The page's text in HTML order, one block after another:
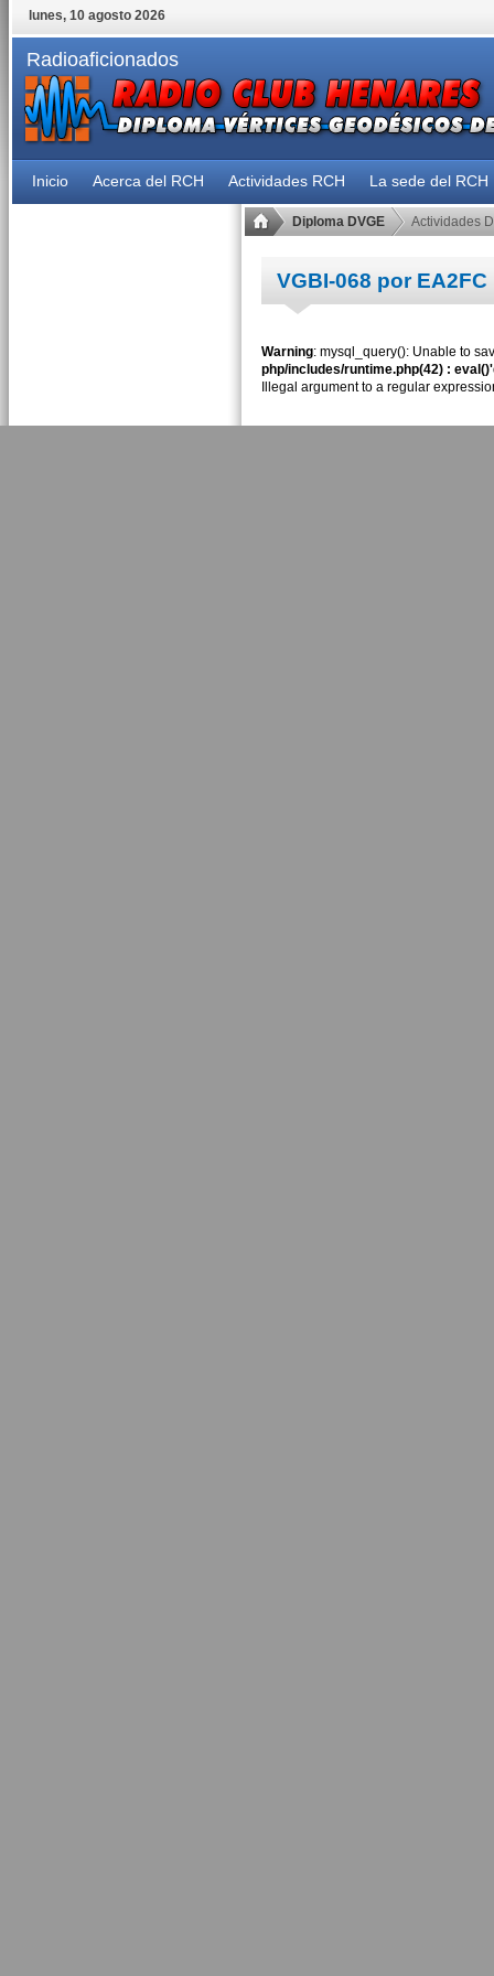
lunes, 10 agosto 2026
Radioaficionados
Inicio Acerca del RCH Actividades RCH La sede del RCH
Diploma DVGE Actividades
VGBI-068 por EA2FC
Warning: mysql_query(): Unable to
php/includes/runtime.php(42) :
Illegal argument to a regular